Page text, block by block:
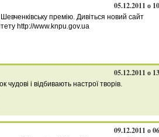
05.12.2011 о
премію. Дивіться новий сайт
http://www.knpu.gov.ua
05.12.2011 о
чудові і відбивають настрої творів.
09.12.2011 о